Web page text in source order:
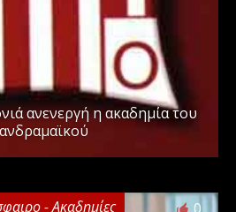
ανενεργή η ακαδημία του
- Ακαδημίες